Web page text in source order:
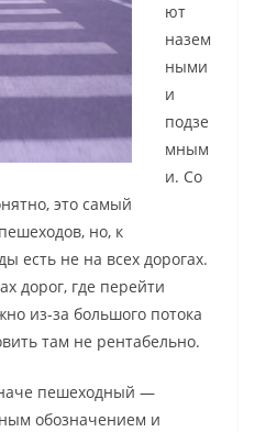
ют
назем
ными
и
подзе
мным
и. Со
это самый
но, к
есть не на всех дорогах.
дорог, где перейти
из-за большого потока
там не рентабельно.
пешеходный —
обозначением и